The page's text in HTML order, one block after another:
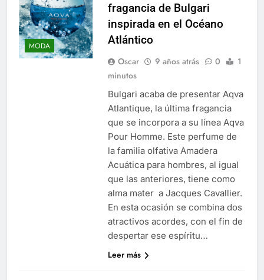
MODA
fragancia de Bulgari
inspirada en el Océano
Atlántico
Oscar 9 años atrás 0
1
minutos
Bulgari acaba de presentar Aqva
Atlantique, la última fragancia
que se incorpora a su línea Aqva
Pour Homme. Este perfume de
la familia olfativa Amadera
Acuática para hombres, al igual
que las anteriores, tiene como
alma mater a Jacques Cavallier.
En esta ocasión se combina dos
atractivos acordes, con el fin de
despertar ese espíritu…
Leer más